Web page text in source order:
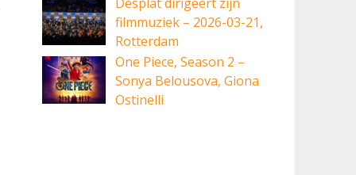
filmmuziek – 2026-03-21,
Rotterdam
One Piece, Season 2 –
Sonya Belousova, Giona
Ostinelli